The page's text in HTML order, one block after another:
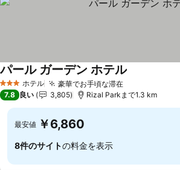
3 ホテルのランク
ホテル 豪華でお手頃な滞在
パール ガーデン ホテル
7.8 良い 3,805 Rizal Parkまで1.3 km
最安値 ￥6,860
8件のサイトの料金を表示